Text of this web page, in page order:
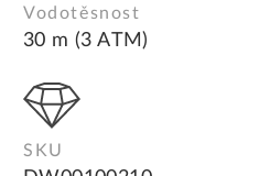
Vodotěsnost
30 m (3 ATM)
SKU